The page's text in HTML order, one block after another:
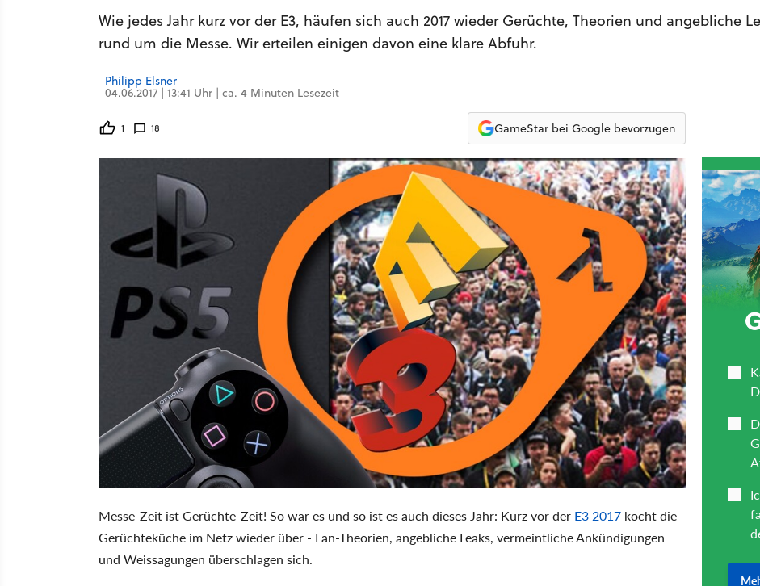
Wie jedes Jahr kurz vor der E3, häufen sich auch 2017 wieder Gerüchte, Theorien und angebliche
rund um die Messe. Wir erteilen einigen davon eine klare Abfuhr.
Philipp Elsner
04.06.2017 | 13:41 Uhr | ca. 4 Minuten Lesezeit
1 18 GameStar bei Google bevorzugen
Messe-Zeit ist Gerüchte-Zeit! So war es und so ist es auch dieses Jahr: Kurz vor der E3 2017 kocht die
Gerüchteküche im Netz wieder über - Fan-Theorien, angebliche Leaks, vermeintliche Ankündigungen
und Weissagungen überschlagen sich.